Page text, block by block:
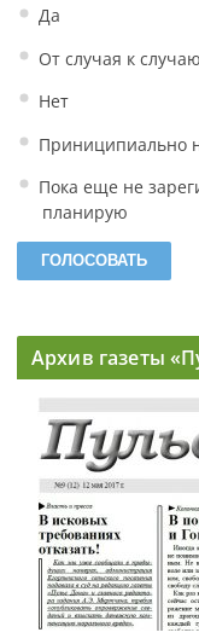
Да
От случая к случаю
Нет
Приниципиально
Пока еще не
планирую
Архив газеты